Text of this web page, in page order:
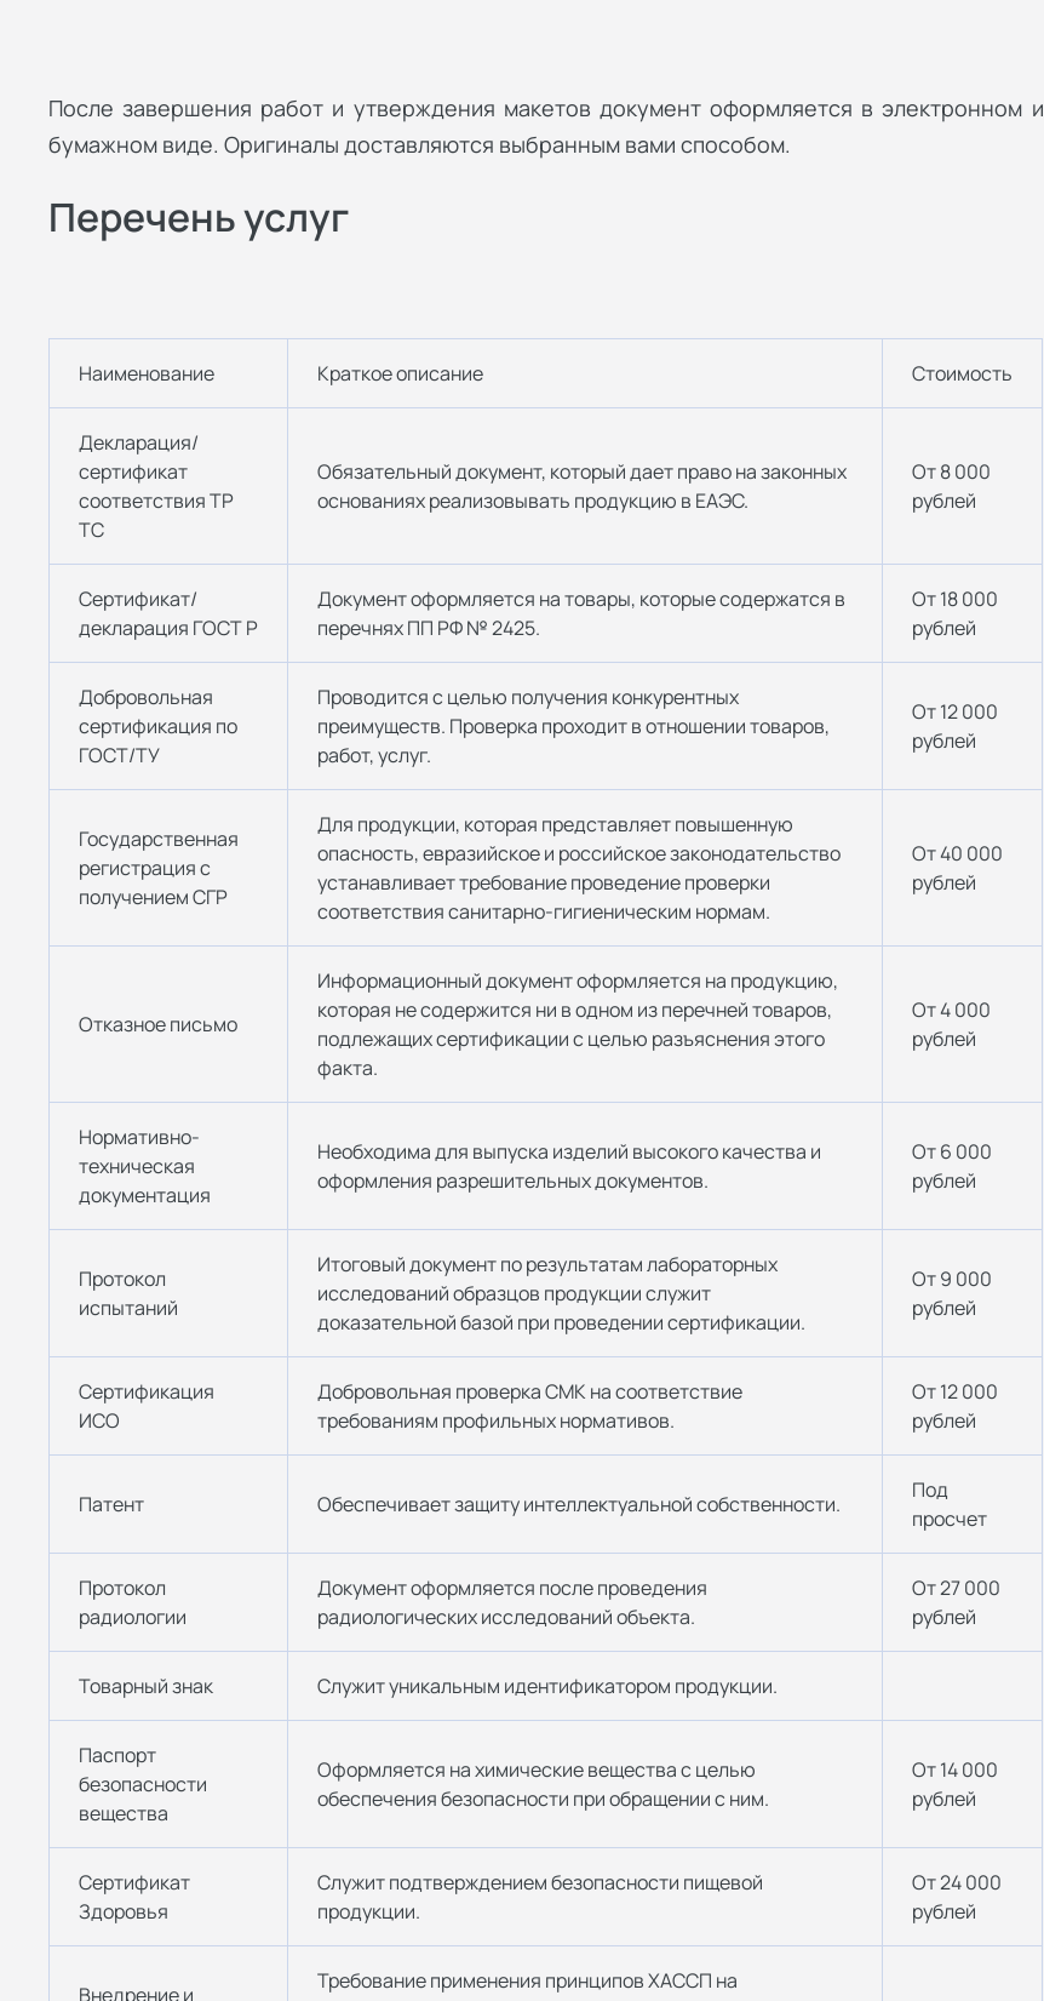
После завершения работ и утверждения макетов документ оформляется в электронном и
бумажном виде. Оригиналы доставляются выбранным вами способом.
Перечень услуг
Наименование Краткое описание Стоимость
Декларация/
сертификат
соответствия ТР
ТС
Обязательный документ, который дает право на законных
основаниях реализовывать продукцию в ЕАЭС.
От 8 000
рублей
Сертификат/
декларация ГОСТ Р
Документ оформляется на товары, которые содержатся в
перечнях ПП РФ № 2425.
От 18 000
рублей
Добровольная
сертификация по
ГОСТ/ТУ
Проводится с целью получения конкурентных
преимуществ. Проверка проходит в отношении товаров,
работ, услуг.
От 12 000
рублей
Государственная
регистрация с
получением СГР
Для продукции, которая представляет повышенную
опасность, евразийское и российское законодательство
устанавливает требование проведение проверки
соответствия санитарно-гигиеническим нормам.
От 40 000
рублей
Отказное письмо
Информационный документ оформляется на продукцию,
которая не содержится ни в одном из перечней товаров,
подлежащих сертификации с целью разъяснения этого
факта.
От 4 000
рублей
Нормативно-
техническая
документация
Необходима для выпуска изделий высокого качества и
оформления разрешительных документов.
От 6 000
рублей
Протокол
испытаний
Итоговый документ по результатам лабораторных
исследований образцов продукции служит
доказательной базой при проведении сертификации.
От 9 000
рублей
Сертификация
ИСО
Добровольная проверка СМК на соответствие
требованиям профильных нормативов.
От 12 000
рублей
Патент Обеспечивает защиту интеллектуальной собственности.
Под
просчет
Протокол
радиологии
Документ оформляется после проведения
радиологических исследований объекта.
От 27 000
рублей
Товарный знак Служит уникальным идентификатором продукции.
Паспорт
безопасности
вещества
Оформляется на химические вещества с целью
обеспечения безопасности при обращении с ним.
От 14 000
рублей
Сертификат
Здоровья
Служит подтверждением безопасности пищевой
продукции.
От 24 000
рублей
Внедрение и
Требование применения принципов ХАССП на